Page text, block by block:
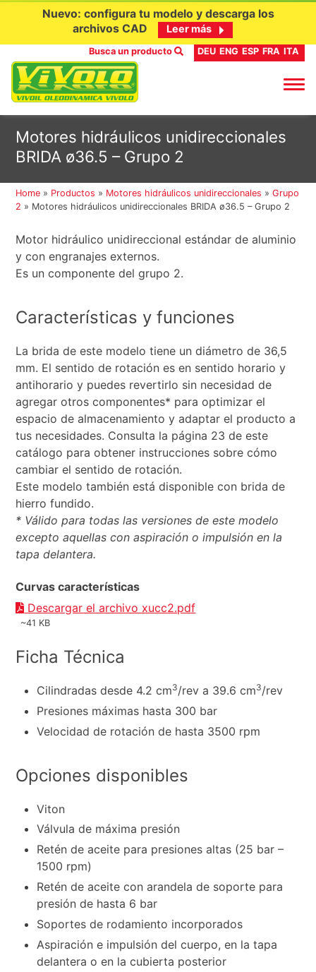
contenido
Nuevo: configura tu modelo y descarga los
archivos CAD
Leer más
Busca un producto DEU ENG ESP FRA ITA
Motores hidráulicos unidireccionales
BRIDA ø36.5 – Grupo 2
Home » Productos » Motores hidráulicos unidireccionales »Grupo
2 » Motores hidráulicos unidireccionales BRIDA ø36.5 – Grupo 2
Motor hidráulico unidireccional estándar de aluminio
y con engranajes externos.
Es un componente del grupo 2.
Características y funciones
La brida de este modelo tiene un diámetro de 36,5
mm. El sentido de rotación es en sentido horario y
antihorario y puedes revertirlo sin necesidad de
agregar otros componentes* para optimizar el
espacio de almacenamiento y adaptar el producto a
tus necesidades. Consulta la página 23 de este
catálogo para obtener instrucciones sobre cómo
cambiar el sentido de rotación.
Este modelo también está disponible con brida de
hierro fundido.
* Válido para todas las versiones de este modelo
excepto aquellas con aspiración o impulsión en la
tapa delantera.
Curvas características
Descargar el archivo xucc2.pdf
~41 KB
Ficha Técnica
Cilindradas desde 4.2 cm3/rev a 39.6 cm3/rev
Presiones máximas hasta 300 bar
Velocidad de rotación de hasta 3500 rpm
Opciones disponibles
Viton
Válvula de máxima presión
Retén de aceite para presiones altas (25 bar –
1500 rpm)
Retén de aceite con arandela de soporte para
presión de hasta 6 bar
Soportes de rodamiento incorporados
Aspiración e impulsión del cuerpo, en la tapa
delantera o en la cubierta posterior